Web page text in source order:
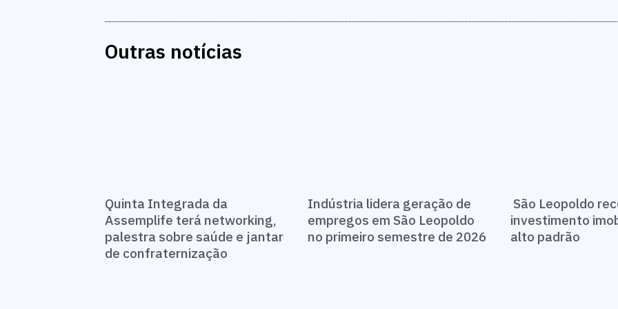
Outras notícias
Quinta Integrada da
Assemplife terá networking,
palestra sobre saúde e jantar
de confraternização
Indústria lidera geração de
empregos em São Leopoldo
no primeiro semestre de 2026
São Leopoldo
investimento
alto padrão